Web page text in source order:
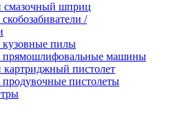
смазочный шприц
/
кузовные пилы
прямошлифовальные машины
пистолет
пистолеты